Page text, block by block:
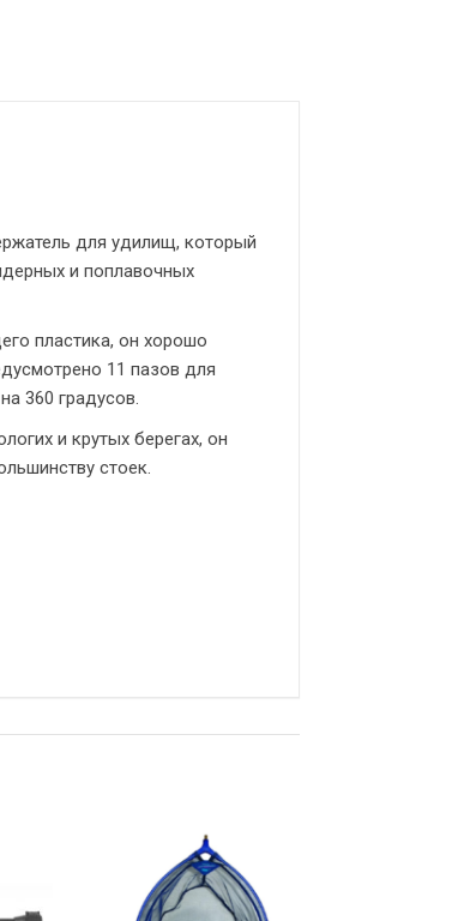
для удилищ, который
и поплавочных
пластика, он хорошо
11 пазов для
360 градусов.
и крутых берегах, он
стоек.